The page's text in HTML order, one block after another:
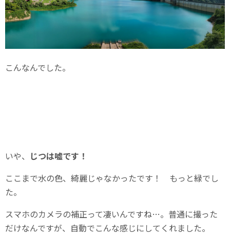
こんなんでした。
いや、 じつは嘘です！
ここまで水の色、綺麗じゃなかったです！ もっと緑でし
た。
スマホのカメラの補正って凄いんですね…。普通に撮った
だけなんですが、自動でこんな感じにしてくれました。